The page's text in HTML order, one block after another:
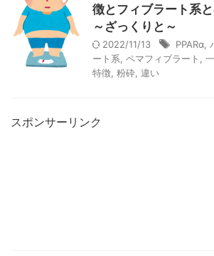
徴とフィブラート系
～ざっくりと～
2022/11/13 PPARα
ート系 ペマフィブラート
特徴 粉砕 違い
スポンサーリンク